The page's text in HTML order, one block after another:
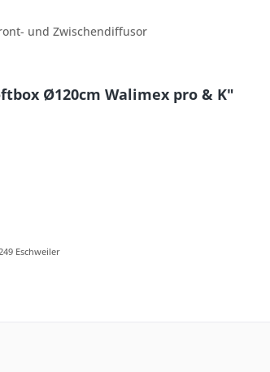
und Zwischendiffusor
Ø120cm Walimex pro & K"
Eschweiler